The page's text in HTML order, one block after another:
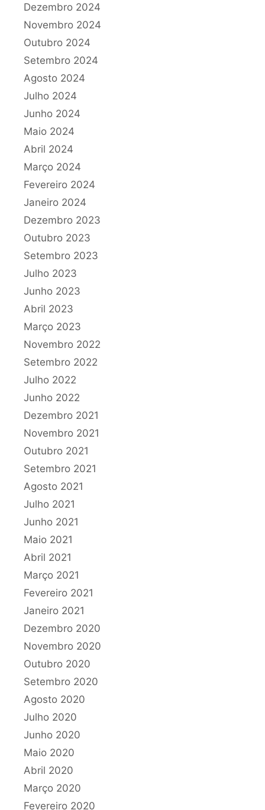
Dezembro 2024
Novembro 2024
Outubro 2024
Setembro 2024
Agosto 2024
Julho 2024
Junho 2024
Maio 2024
Abril 2024
Março 2024
Fevereiro 2024
Janeiro 2024
Dezembro 2023
Outubro 2023
Setembro 2023
Julho 2023
Junho 2023
Abril 2023
Março 2023
Novembro 2022
Setembro 2022
Julho 2022
Junho 2022
Dezembro 2021
Novembro 2021
Outubro 2021
Setembro 2021
Agosto 2021
Julho 2021
Junho 2021
Maio 2021
Abril 2021
Março 2021
Fevereiro 2021
Janeiro 2021
Dezembro 2020
Novembro 2020
Outubro 2020
Setembro 2020
Agosto 2020
Julho 2020
Junho 2020
Maio 2020
Abril 2020
Março 2020
Fevereiro 2020